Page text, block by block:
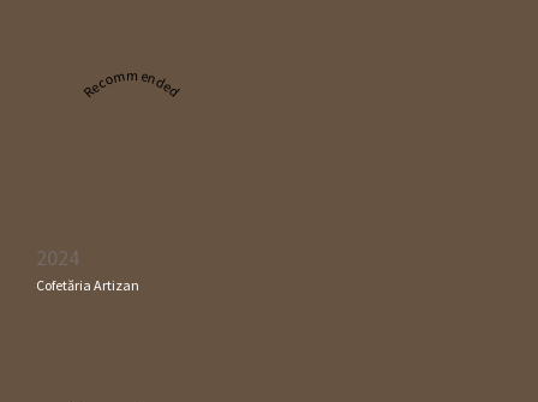
Recommended
2024
Cofetăria Artizan